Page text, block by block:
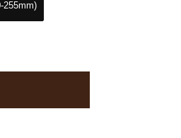
255mm)